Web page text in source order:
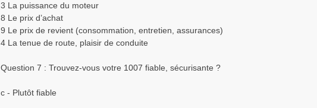
3 La puissance du moteur
8 Le prix d’achat
9 Le prix de revient (consommation, entretien, assurances)
4 La tenue de route, plaisir de conduite
Question 7 : Trouvez-vous votre 1007 fiable, sécurisante ?
c - Plutôt fiable